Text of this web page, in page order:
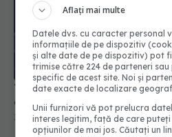
Tratamentul care reduce
cancerul de colon
30 mar 2026, 08:38
Aflați mai multe
Datele dvs. cu caracter personal
informațiile de pe dispozitiv
și alte date de pe dispozitiv) pot
trimise către 224 de parteneri
specific de acest site. Noi și
date exacte de localizare
Unii furnizori vă pot prelucra
interes legitim, față de care
opțiunilor de mai jos. Căutați un